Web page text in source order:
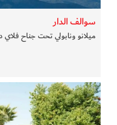
سوالف الدار
ميلانو ونابولي تحت جناح فلاي